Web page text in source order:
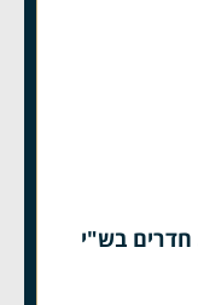
דירות למכירה בחיפה- דירת 3 חדרים בש"י